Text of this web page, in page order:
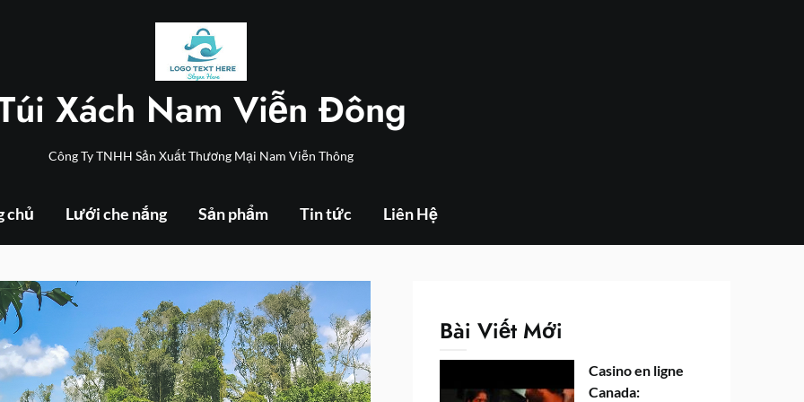
Xách Nam Viễn Đông
Công Ty TNHH Sản Xuất Thương Mại Nam Viễn Thông
chủ Lưới che nắng Sản phẩm Tin tức Liên Hệ
Bài Viết Mới
Casino en ligne
Canada: